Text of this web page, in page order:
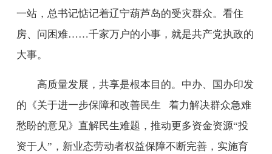
一站，总书记惦记着辽宁葫芦岛的受灾群众。看住
房、问困难……千家万户的小事，就是共产党执政的
大事。
高质量发展，共享是根本目的。中办、国办印发
的《关于进一步保障和改善民生 着力解决群众急难
愁盼的意见》直解民生难题，推动更多资金资源“投
资于人”，新业态劳动者权益保障不断完善，实施育